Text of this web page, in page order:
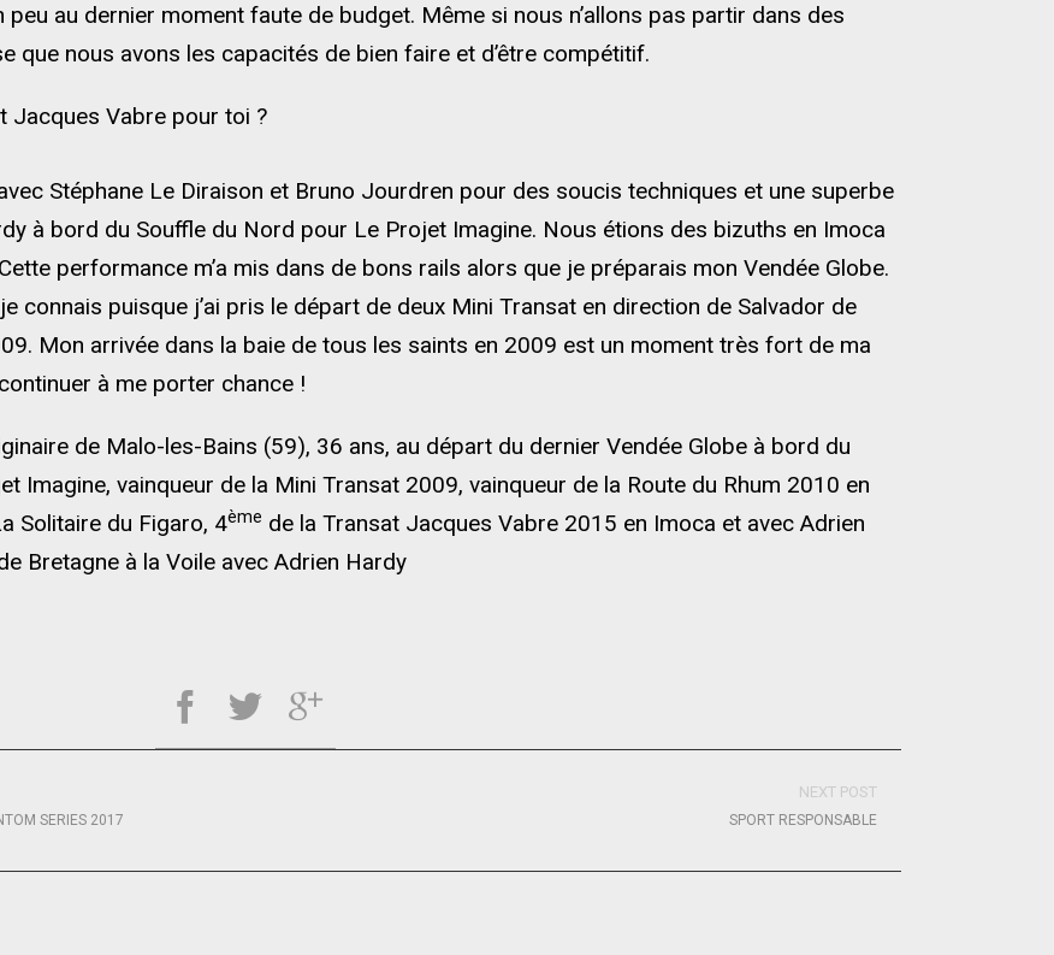
au dernier moment faute de budget. Même si nous n’allons pas partir dans des
que nous avons les capacités de bien faire et d’être compétitif.
Jacques Vabre pour toi ?
Stéphane Le Diraison et Bruno Jourdren pour des soucis techniques et une superbe
à bord du Souffle du Nord pour Le Projet Imagine. Nous étions des bizuths en Imoca
performance m’a mis dans de bons rails alors que je préparais mon Vendée Globe.
connais puisque j’ai pris le départ de deux Mini Transat en direction de Salvador de
Mon arrivée dans la baie de tous les saints en 2009 est un moment très fort de ma
à me porter chance !
de Malo-les-Bains (59), 36 ans, au départ du dernier Vendée Globe à bord du
Imagine, vainqueur de la Mini Transat 2009, vainqueur de la Route du Rhum 2010 en
Solitaire du Figaro, 4ème de la Transat Jacques Vabre 2015 en Imoca et avec Adrien
Bretagne à la Voile avec Adrien Hardy
SERIES 2017
NEXT POST
SPORT RESPONSABLE